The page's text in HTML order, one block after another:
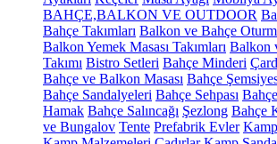
BAHÇE,BALKON VE OUTDOOR
Bahçe Takımları Balkon ve Bahçe
Balkon Yemek Masası Takımları Balkon
Takımı Bistro Setleri Bahçe Minderi
Bahçe ve Balkon Masası Bahçe
Bahçe Sandalyeleri Bahçe Sehpası
Hamak Bahçe Salıncağı Şezlong Bahçe
ve Bungalov Tente Prefabrik Evler